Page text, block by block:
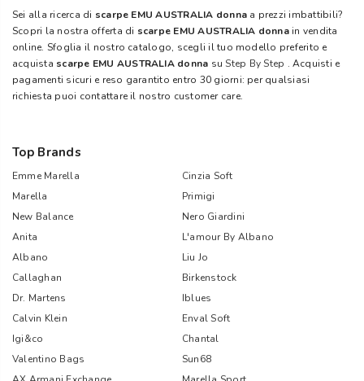
Sei alla ricerca di scarpe EMU AUSTRALIA donna a prezzi imbattibili?
Scopri la nostra offerta di scarpe EMU AUSTRALIA donna in vendita
online. Sfoglia il nostro catalogo, scegli il tuo modello preferito e
acquista scarpe EMU AUSTRALIA donna suStep By Step . Acquisti e
pagamenti sicuri e reso garantito entro 30 giorni: per qualsiasi
richiesta puoi contattare il nostro customer care.
Top Brands
Emme Marella
Cinzia Soft
Marella
Primigi
New Balance
Nero Giardini
Anita
L'amour By Albano
Albano
Liu Jo
Callaghan
Birkenstock
Dr. Martens
Iblues
Calvin Klein
Enval Soft
Igi&co
Chantal
Valentino Bags
Sun68